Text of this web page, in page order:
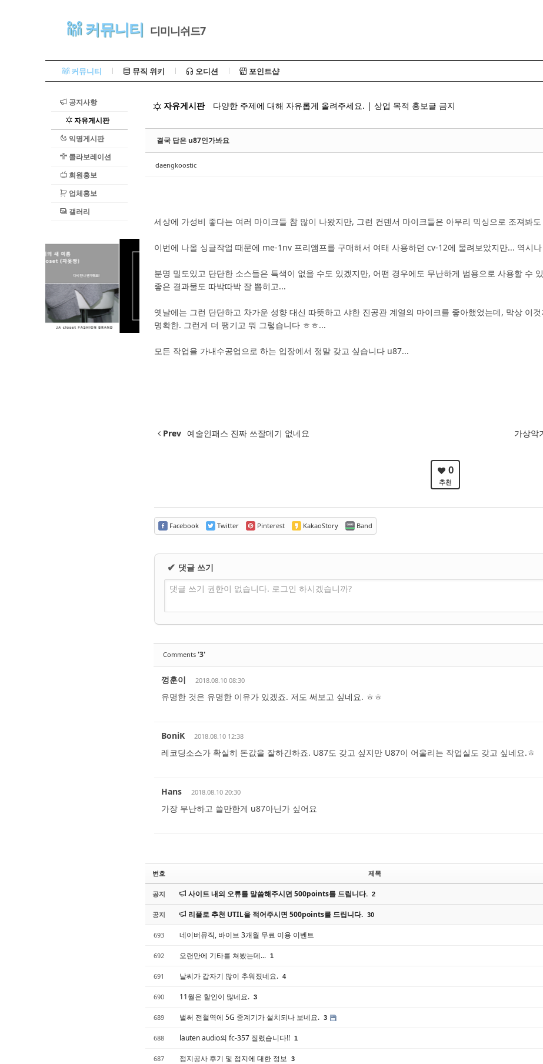
커뮤니티 디미니쉬드7
커뮤니티 뮤직 위키 오디션 포인트샵
공지사항
자유게시판
익명게시판
콜라보레이션
회원홍보
업체홍보
갤러리
자유게시판 다양한 주제에 대해 자유롭게 올려주세요. | 상업 목적 홍보글 금지
결국 답은 u87인가봐요
daengkoostic
세상에 가성비 좋다는 여러 마이크들 참 많이 나왔지만, 그런 컨덴서 마이크들은 아무리 믹싱으로 조져봐
이번에 나올 싱글작업 때문에 me-1nv 프리앰프를 구매해서 여태 사용하던 cv-12에 물려보았지만... 역시
분명 밀도있고 단단한 소스들은 특색이 없을 수도 있겠지만, 어떤 경우에도 무난하게 범용으로 사용할 수
좋은 결과물도 따박따박 잘 뽑히고...
옛날에는 그런 단단하고 차가운 성향 대신 따뜻하고 샤한 진공관 계열의 마이크를 좋아했었는데, 막상 이
명확한. 그런게 더 땡기고 뭐 그렇습니다 ㅎㅎ...
모든 작업을 가내수공업으로 하는 입장에서 정말 갖고 싶습니다 u87...
Prev 예술인패스 진짜 쓰잘데기 없네요 가상악
0
추천
Facebook Twitter Pinterest KakaoStory Band
✔ 댓글 쓰기
댓글 쓰기 권한이 없습니다. 로그인 하시겠습니까?
Comments '3'
껑훈이 2018.08.10 08:30
유명한 것은 유명한 이유가 있겠죠. 저도 써보고 싶네요. ㅎㅎ
BoniK 2018.08.10 12:38
레코딩소스가 확실히 돈값을 잘하긴하죠. U87도 갖고 싶지만 U87이 어울리는 작업실도 갖고 싶네요.ㅎ
Hans 2018.08.10 20:30
가장 무난하고 쓸만한게 u87아닌가 싶어요
번호 제목
공지 사이트 내의 오류를 말씀해주시면 500points를 드립니다. 2
공지 리플로 추천 UTIL을 적어주시면 500points를 드립니다. 30
693 네이버뮤직, 바이브 3개월 무료 이용 이벤트
692 오랜만에 기타를 쳐봤는데... 1
691 날씨가 갑자기 많이 추워졌네요. 4
690 11월은 할인이 많네요. 3
689 벌써 전철역에 5G 중계기가 설치되나 보네요. 3
688 lauten audio의 fc-357 질렀습니다!! 1
687 접지공사 후기 및 접지에 대한 정보 3
Sketchbook5, 스케치북5
Sketchbook5, 스케치북5